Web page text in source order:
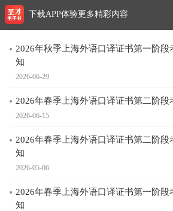
2026年秋季上海外语口译证书第一阶段
知
2026-06-29
2026年春季上海外语口译证书第二阶段
2026-06-15
2026年春季上海外语口译证书第二阶段
知
2026-05-06
2026年春季上海外语口译证书第一阶段
知
下载APP体验更多精彩内容